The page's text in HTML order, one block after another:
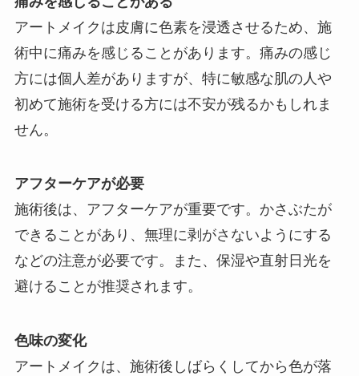
アートメイクは皮膚に色素を浸透させるため、施
術中に痛みを感じることがあります。痛みの感じ
方には個人差がありますが、特に敏感な肌の人や
初めて施術を受ける方には不安が残るかもしれま
せん。
アフターケアが必要
施術後は、アフターケアが重要です。かさぶたが
できることがあり、無理に剥がさないようにする
などの注意が必要です。また、保湿や直射日光を
避けることが推奨されます。
色味の変化
アートメイクは、施術後しばらくしてから色が落